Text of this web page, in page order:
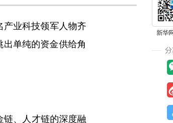
业科技领军人物齐
单纯的资金供给角
链、人才链的深度融